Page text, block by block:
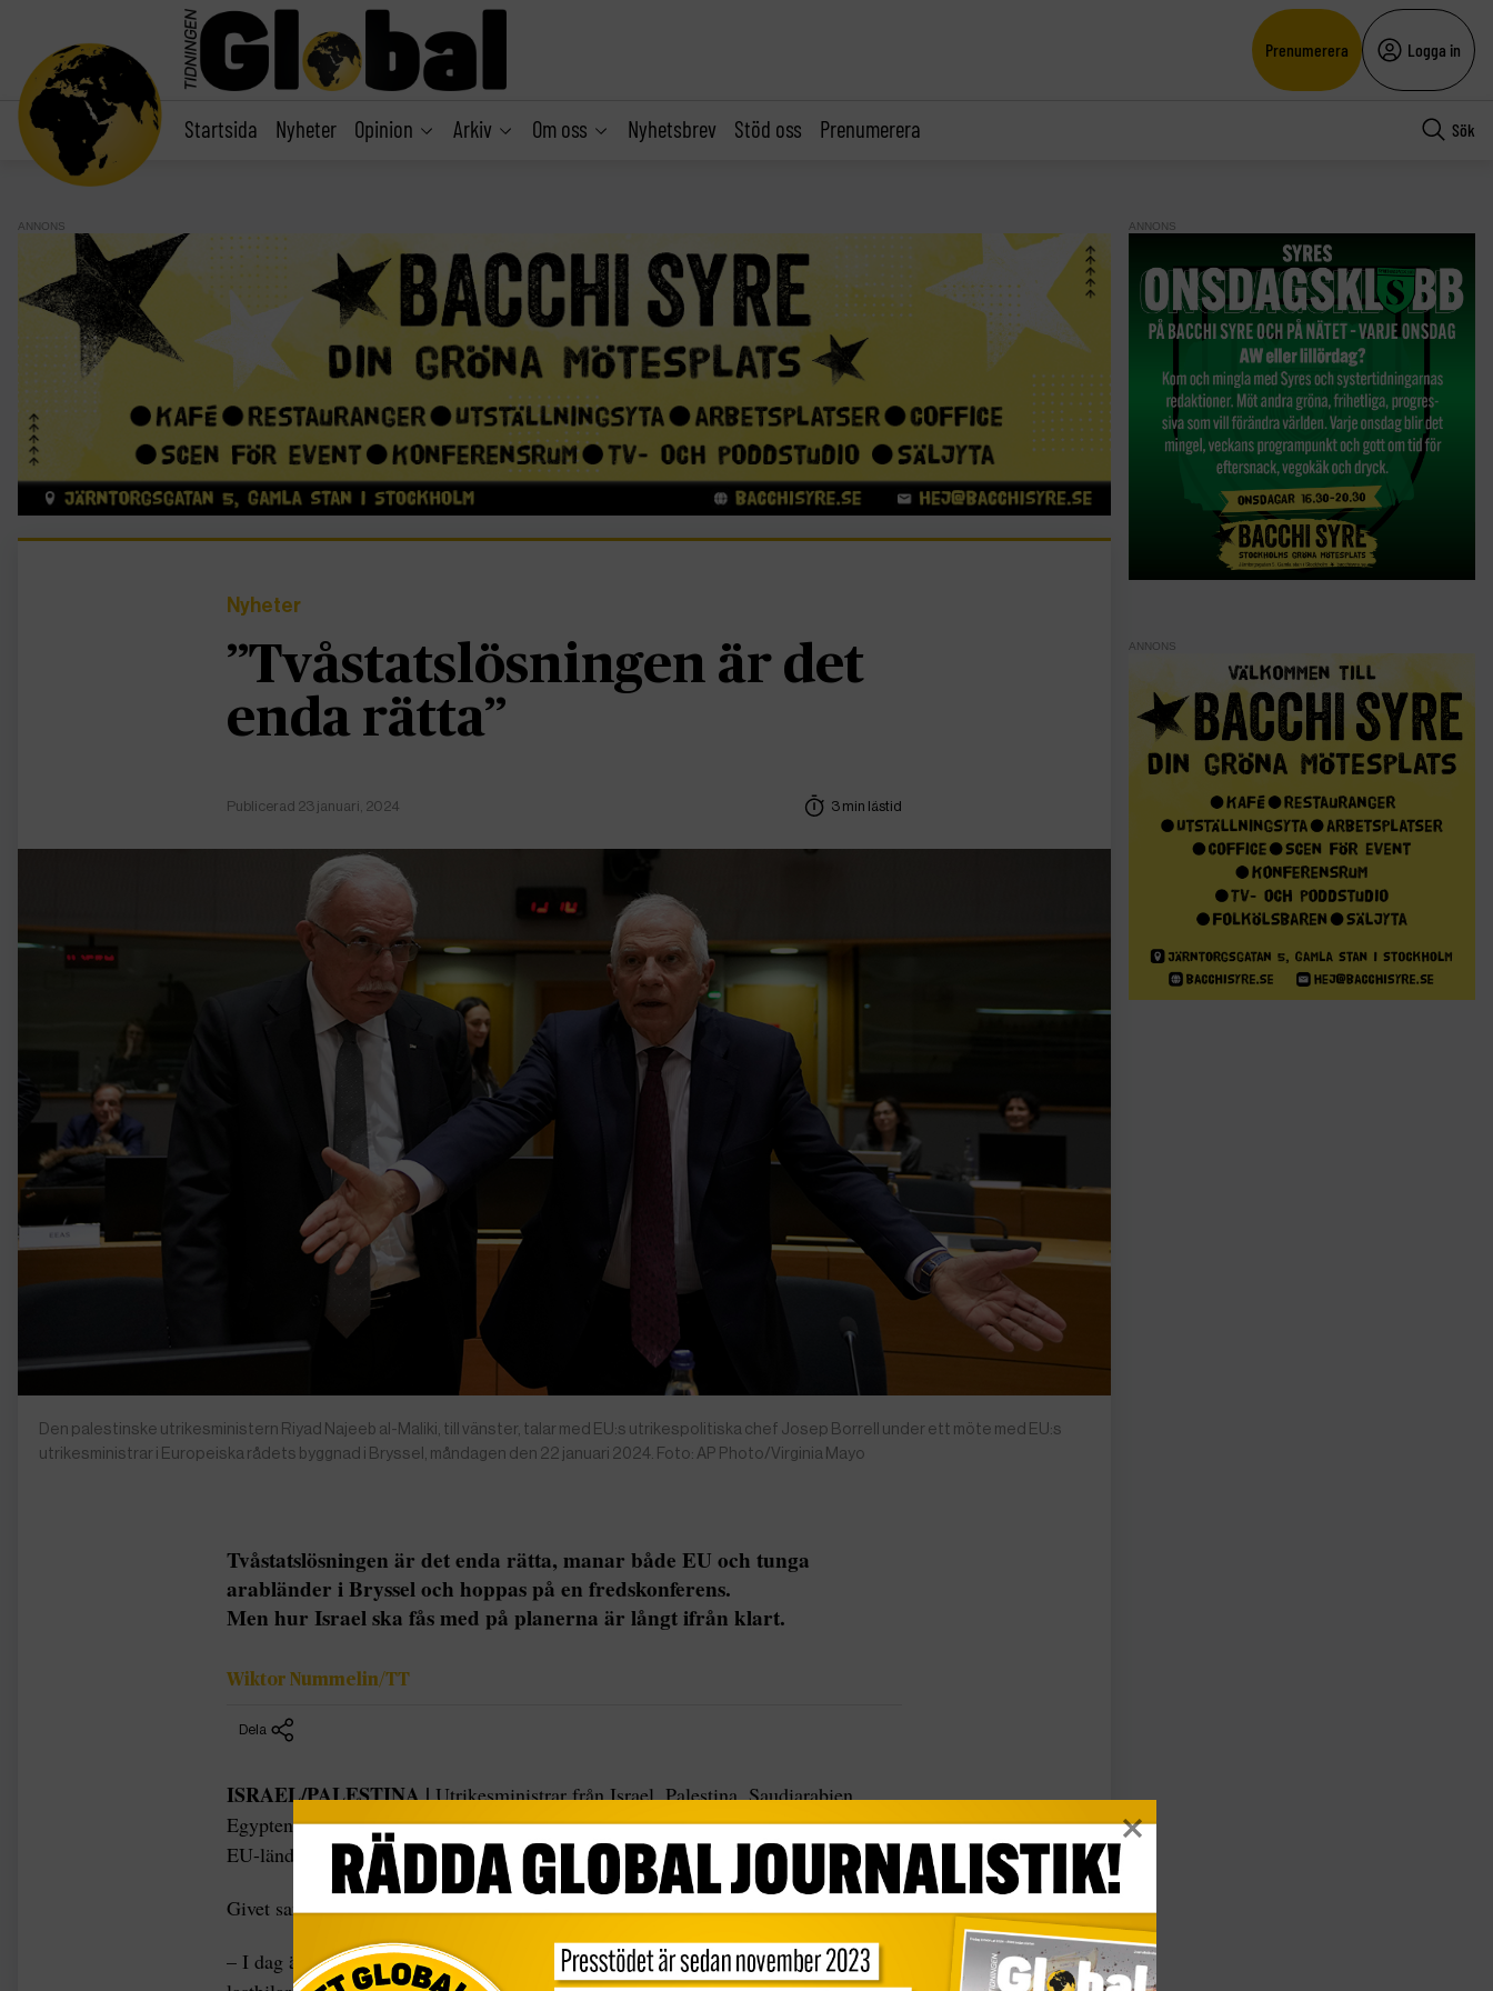
Prenumerera Logga in
Startsida Nyheter Opinion Arkiv Om oss Nyhetsbrev Stöd oss Prenumerera Sök
ANNONS
Nyheter
”Tvåstatslösningen är det
enda rätta”
Publicerad 23 januari, 2024 3 min lästid
Den palestinske utrikesministern Riyad Najeeb al-Maliki, till vänster, talar med EU:s utrikespolitiska chef Josep Borrell under ett möte med EU:s
utrikesministrar i Europeiska rådets byggnad i Bryssel, måndagen den 22 januari 2024. Foto: AP Photo/Virginia Mayo
Tvåstatslösningen är det enda rätta, manar både EU och tunga
arabländer i Bryssel och hoppas på en fredskonferens.
Men hur Israel ska fås med på planerna är långt ifrån klart.
Wiktor Nummelin/TT
Dela
ISRAEL/PALESTINA |Utrikesministrar från Israel, Palestina, Saudiarabien,
Egypten och Jordanien fanns alla på plats för att delta i olika omgångar när de 27
EU-ländernas utrikesministrar satt samlade i Bryssel under måndagen.
Givet samtalsämne: läget i Gaza.
– I dag är det klart att vi måste fokusera på den humanitära sidan. Färre än 100
ANNONS
ANNONS